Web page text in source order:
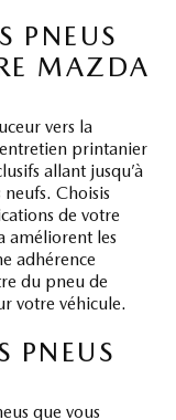
PNEUS
MAZDA
vers la
printanier
allant jusqu’à
Choisis
de votre
améliorent les
adhérence
du pneu de
votre véhicule.
PNEUS
que vous